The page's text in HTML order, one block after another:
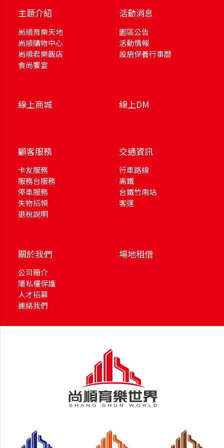
主題介紹
尚順育樂天地
尚順購物中心
尚順君樂飯店
食尚饗宴
活動消息
園區公告
活動情報
設施保養行事曆
線上商城 線上DM
顧客服務
卡友服務
服務台服務
停車服務
失物招領
退稅說明
交通資訊
行車路線
高鐵
台鐵竹南站
客運
關於我們
公司簡介
隱私權保護
人才招募
連絡我們
場地租借